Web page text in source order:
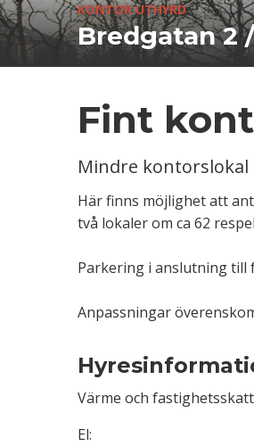
KONTOR UTHYRD
Bredgatan 2
Fint
Mindre
Här finns möjlighet att
två lokaler om ca 62
Parkering i anslutning till
Anpassningar
Värme och
El: